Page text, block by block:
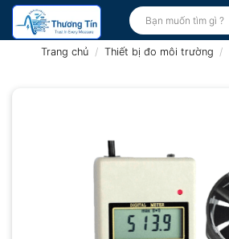
Bỏ
qua
Tìm
kiếm:
Trang chủ / Thiết bị đo môi trường /